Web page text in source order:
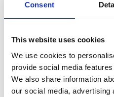
Consent
This website uses cookies
We use cookies to
provide social media
We also share information
our social media, advertising
Bohuslänsk krigshistoria
Bland annat kan du
den unika silverskatten
uppsättningar
gåva från
Muséet är fullt av